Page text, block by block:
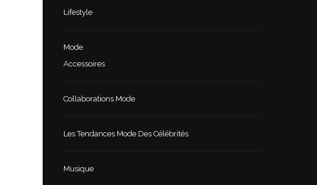
Lifestyle
Mode
Accessoires
Collaborations Mode
Les Tendances Mode Des Célébrités
Musique